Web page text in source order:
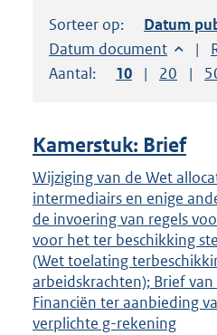
suggesties.
Druk
om
uw
keuze
te
bevestigen.
Sorteer op: Sorteer
Datum
Sorteer op:
Datum document
Aantal:
Toon
10 resultaten
Toon
20
Kamerstuk: Brief
Wijziging van de Wet
intermediairs en enige
de invoering van regels
voor het ter beschikking
(Wet toelating
arbeidskrachten); Brief
Financiën ter aanbieding
verplichte g-rekening